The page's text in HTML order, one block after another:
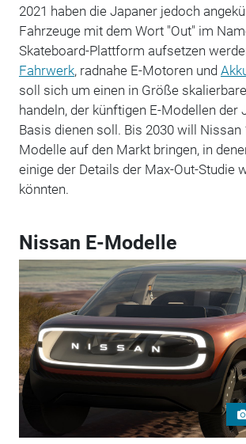
2021 haben die Japaner jedoch
Fahrzeuge mit dem Wort "Out" im
Skateboard-Plattform aufsetzen
Fahrwerk, radnahe E-Motoren und
soll sich um einen in Größe
handeln, der künftigen E-Modellen der
Basis dienen soll. Bis 2030 will Nissan
Modelle auf den Markt bringen, in
einige der Details der Max-Out-Studie
könnten.
Nissan E-Modelle